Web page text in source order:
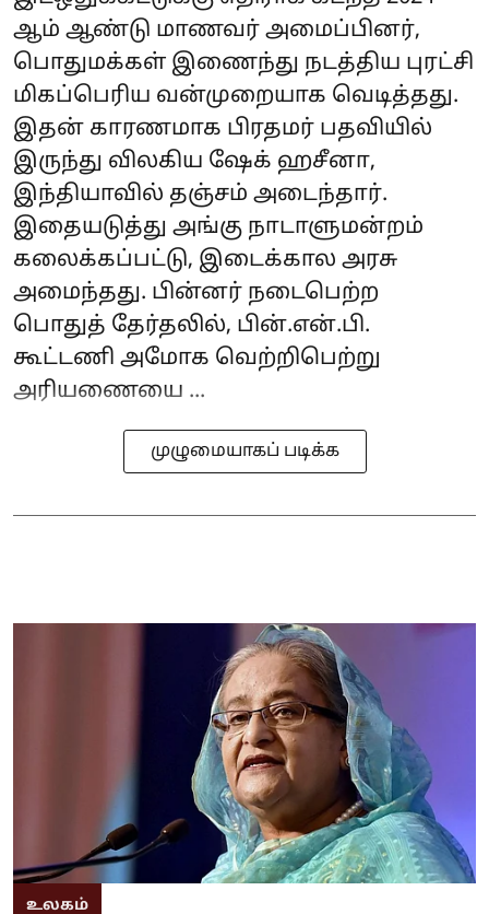
ஆம் ஆண்டு மாணவர் அமைப்பினர்,
பொதுமக்கள் இணைந்து நடத்திய புரட்சி
மிகப்பெரிய வன்முறையாக வெடித்தது.
இதன் காரணமாக பிரதமர் பதவியில்
இருந்து விலகிய ஷேக் ஹசீனா,
இந்தியாவில் தஞ்சம் அடைந்தார்.
இதையடுத்து அங்கு நாடாளுமன்றம்
கலைக்கப்பட்டு, இடைக்கால அரசு
அமைந்தது. பின்னர் நடைபெற்ற
பொதுத் தேர்தலில், பின்.என்.பி.
கூட்டணி அமோக வெற்றிபெற்று
அரியணையை ...
முழுமையாகப் படிக்க
உலகம்